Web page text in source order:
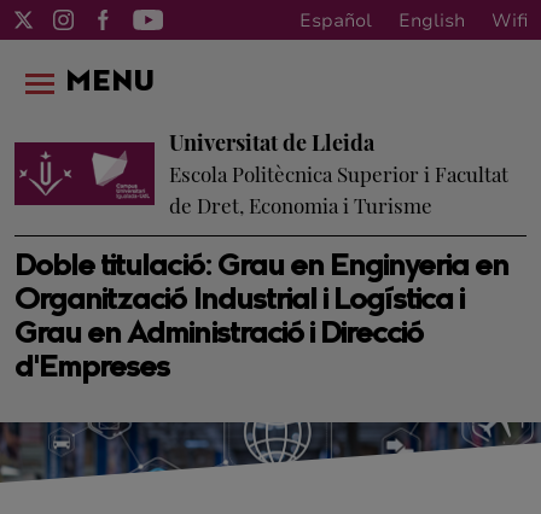
Español English Wifi
Doble titulació: Grau en Enginyeria en
Organització Industrial i Logística i
Grau en Administració i Direcció
d'Empreses
Universitat de Lleida
Escola Politècnica Superior i Facultat
de Dret, Economia i Turisme
MENU